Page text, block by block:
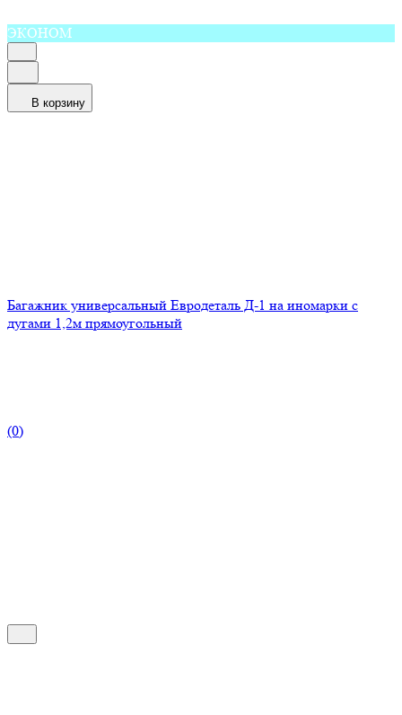
ЭКОНОМ
В корзину
Багажник универсальный Евродеталь Д-1 на иномарки с
дугами 1,2м прямоугольный
(0)